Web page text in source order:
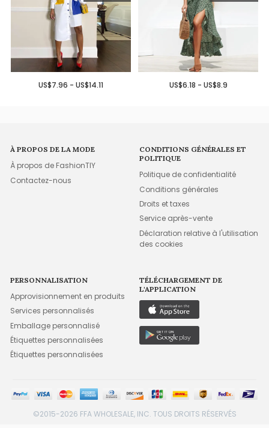
US$7.96 - US$14.11 US$6.18 - US$8.9
À PROPOS DE LA MODE
À propos de FashionTIY
Contactez-nous
CONDITIONS GÉNÉRALES ET
POLITIQUE
Politique de confidentialité
Conditions générales
Droits et taxes
Service après-vente
Déclaration relative à l'utilisation
des cookies
PERSONNALISATION
Approvisionnement en produits
Services personnalisés
Emballage personnalisé
Étiquettes personnalisées
Étiquettes personnalisées
TÉLÉCHARGEMENT DE
L'APPLICATION
©2015-2026 FFA WHOLESALE, INC. TOUS DROITS RÉSERVÉS